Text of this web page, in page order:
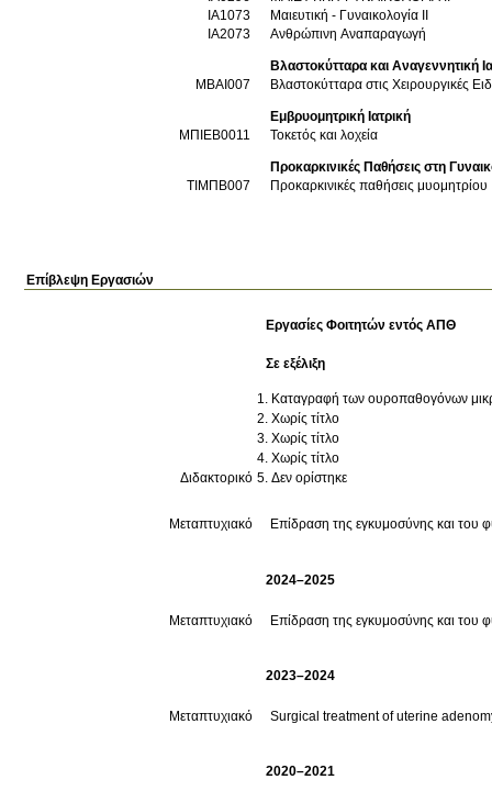
ΙΑ1073
Μαιευτική - Γυναικολογία II
ΙΑ2073
Ανθρώπινη Αναπαραγωγή
Βλαστοκύτταρα και Αναγεννητική
ΜΒΑΙ007
Βλαστοκύτταρα στις Χειρουργικές
Εμβρυομητρική Ιατρική
ΜΠΙΕΒ0011
Τοκετός και λοχεία
Προκαρκινικές Παθήσεις στη
ΤΙΜΠΒ007
Προκαρκινικές παθήσεις μυομητρίου
Επίβλεψη Εργασιών
Εργασίες Φοιτητών εντός ΑΠΘ
Σε εξέλιξη
Διδακτορικό
Καταγραφή των ουροπαθογόνων
Χωρίς τίτλο
Χωρίς τίτλο
Χωρίς τίτλο
Δεν ορίστηκε
Μεταπτυχιακό Επίδραση της εγκυμοσύνης και του
2024–2025
Μεταπτυχιακό Επίδραση της εγκυμοσύνης και του
2023–2024
Μεταπτυχιακό Surgical treatment of uterine
2020–2021